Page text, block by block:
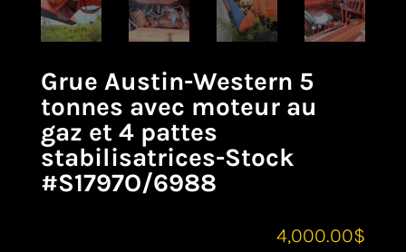
Grue Austin-Western 5
tonnes avec moteur au
gaz et 4 pattes
stabilisatrices-Stock
#S1797O/6988
4,000.00$